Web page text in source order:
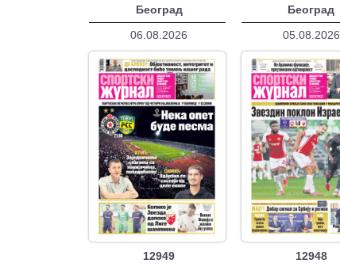
Београд
06.08.2026
12949
Београд
05.08.2026
12948